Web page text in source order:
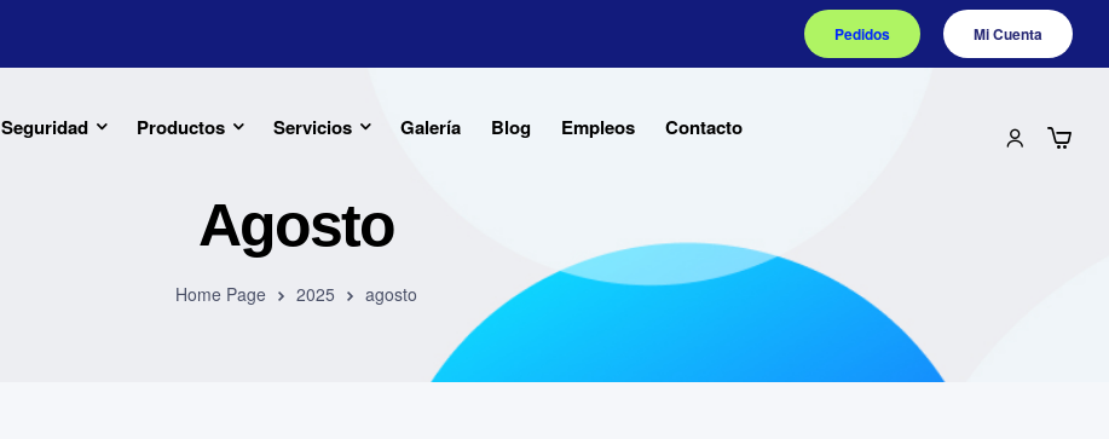
Pedidos Mi Cuenta
Seguridad Productos Servicios Galería Blog Empleos Contacto
Agosto
Home Page 2025 agosto